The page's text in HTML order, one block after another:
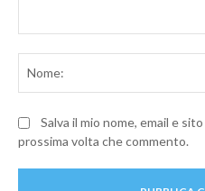
Salva il mio nome, email e
prossima volta che commento.